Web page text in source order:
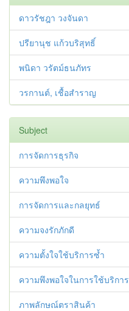
ดาวรัชฎา วงจันดา
ปรียานุช แก้วบริสุทธิ์
พนิดา วรัตม์ธนภัทร
วรกานต์, เชื้อสำราญ
Subject
การจัดการธุรกิจ
ความพึงพอใจ
การจัดการและกลยุทธ์
ความจงรักภักดี
ความตั้งใจใช้บริการซํ้า
ความพึงพอใจในการใช้บริการ
ภาพลักษณ์ตราสินค้า